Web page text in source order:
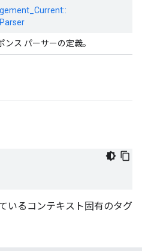
Parser
ンス パーサーの定義。
いるコンテキスト固有のタグ